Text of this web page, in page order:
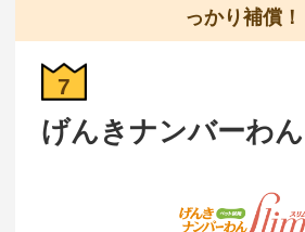
っかり補償！
7
げんきナンバーわ